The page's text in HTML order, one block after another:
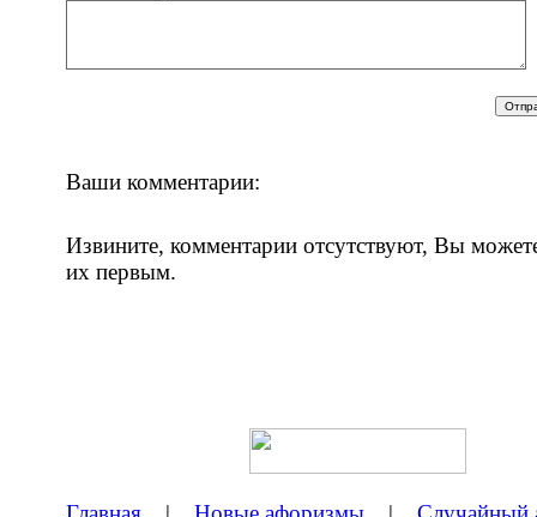
Ваши комментарии:
Извините, комментарии отсутствуют, Вы
их первым.